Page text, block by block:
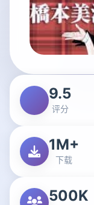
9.5
评分
1M+
下载
500K